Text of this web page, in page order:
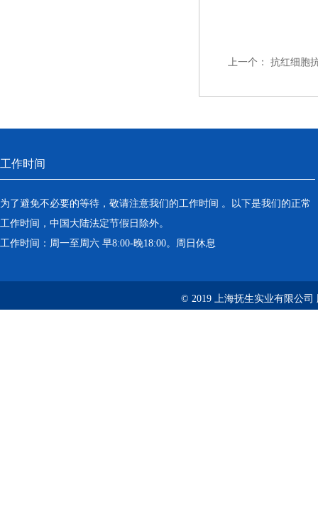
上一个： 抗红细胞
工作时间
为了避免不必要的等待，敬请注意我们的工作时间 。以下是我们的正常
工作时间，中国大陆法定节假日除外。
工作时间：周一至周六 早8:00-晚18:00。周日休息
© 2019 上海抚生实业有限公司